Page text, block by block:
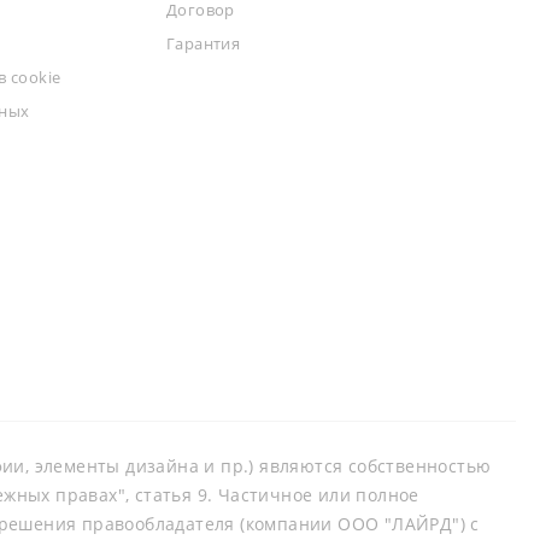
cookie
Договор
Гарантия
элементы дизайна и пр.) являются собственностью
правах", статья 9. Частичное или полное
правообладателя (компании ООО "ЛАЙРД") с